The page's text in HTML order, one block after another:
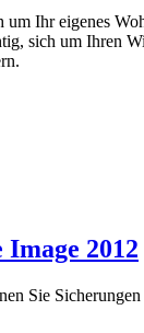
um Ihr eigenes
sich um Ihren
2012
Sie Sicherungen